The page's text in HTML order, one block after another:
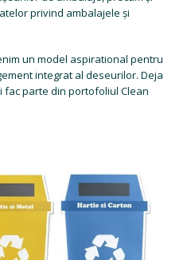
privind ambalajele și
un model aspirational pentru
integrat al deseurilor. Deja
fac parte din portofoliul Clean